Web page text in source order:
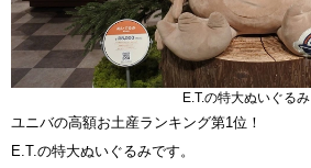
E.T.の特大ぬいぐるみ
ユニバの高額お土産ランキング第1位！
E.T.の特大ぬいぐるみです。